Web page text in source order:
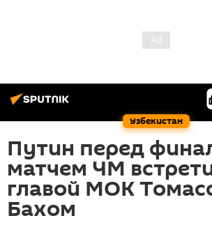
Узбекистан
Путин перед
матчем ЧМ
главой МОК
Бахом